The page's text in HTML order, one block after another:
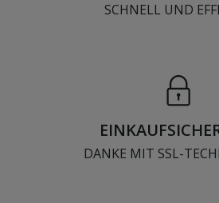
SCHNELL UND
DANKE MIT SSL-